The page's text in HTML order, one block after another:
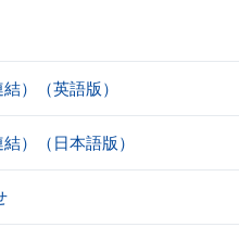
）（英語版）
）（日本語版）